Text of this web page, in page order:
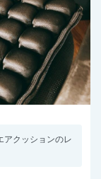
アクッションのレ